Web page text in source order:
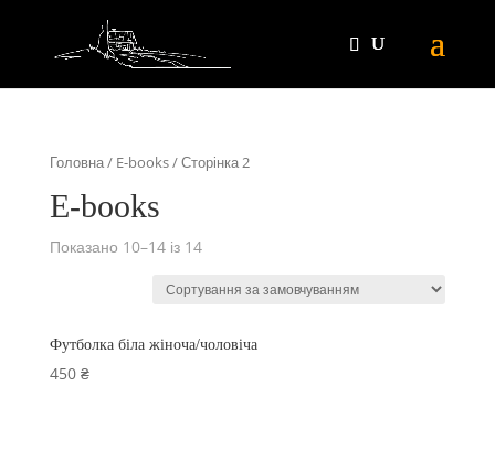
Головна/ E-books/ Сторінка 2
E-books
Показано 10–14 із 14
Футболка біла жіноча/чоловіча
450 ₴